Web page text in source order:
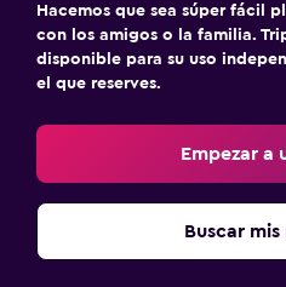
Hacemos que sea súper fácil
con los amigos o la familia.
disponible para su uso
el que reserves.
Empezar a
Buscar mis